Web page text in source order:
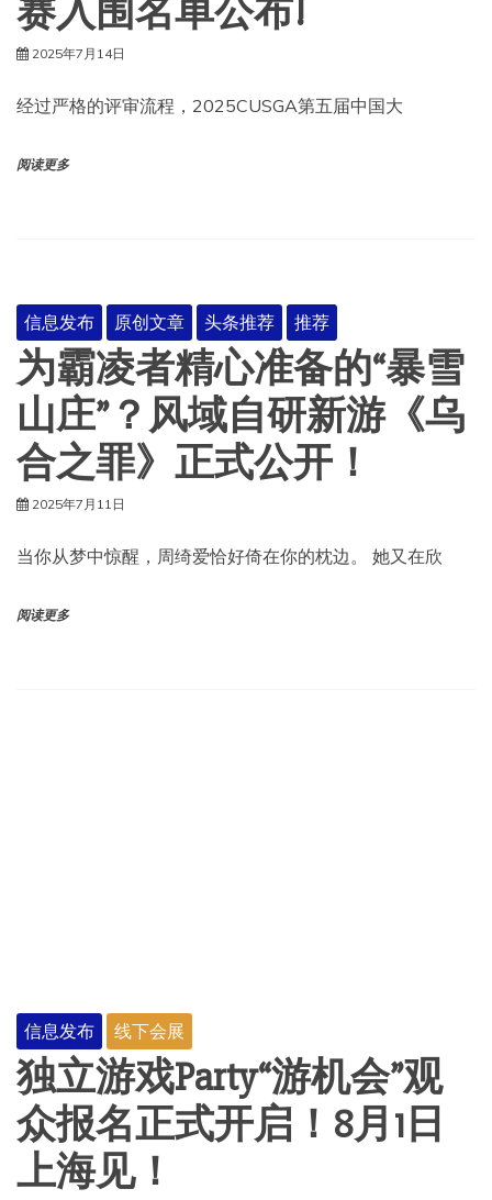
赛入围名单公布!
2025年7月14日
经过严格的评审流程，2025CUSGA第五届中国大
阅读更多
信息发布 原创文章 头条推荐 推荐
为霸凌者精心准备的“暴雪
山庄”？风域自研新游《乌
合之罪》正式公开！
2025年7月11日
当你从梦中惊醒，周绮爱恰好倚在你的枕边。 她又在欣
阅读更多
信息发布 线下会展
独立游戏Party“游机会”观
众报名正式开启！8月1日
上海见！